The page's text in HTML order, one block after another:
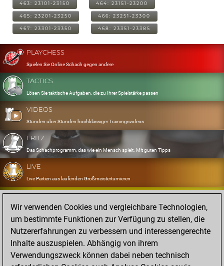
463: 23101-23150 464: 23151-23200
465: 23201-23250 466: 23251-23300
467: 23301-23350 468: 23351-23385
PLAYCHESS
Spielen Sie Online Schach gegen andere
TACTICS
Lösen Sie taktische Aufgaben, die zu Ihrer Spielstärke passen
VIDEOS
Stunden über Stunden hochklassiger Trainingsvideos
FRITZ
Das Schachprogramm, das wie ein Mensch spielt. Mit guten Tipps
LIVE
Live Partien aus laufenden Großmeisterturnieren
OPENINGS
Erfassen und Üben Sie Ihr Eröffnungsrepertoire
DATABASE
Acht Millionen starke Partien
MYGAMES
Speichern und analysieren Sie eigene Partien in der Cloud
Wir verwenden Cookies und vergleichbare Technologien,
um bestimmte Funktionen zur Verfügung zu stellen, die
Nutzererfahrungen zu verbessern und interessengerechte
Inhalte auszuspielen. Abhängig von ihrem
Verwendungszweck können dabei neben technisch